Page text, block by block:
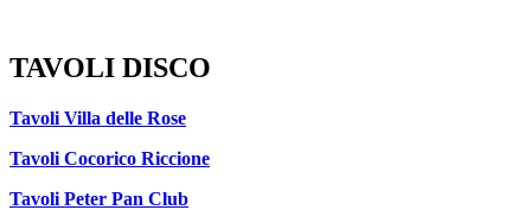
TAVOLI DISCO
Tavoli Villa delle Rose
Tavoli Cocorico Riccione
Tavoli Peter Pan Club